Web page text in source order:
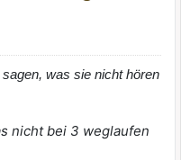
sagen, was sie nicht hören
nicht bei 3 weglaufen